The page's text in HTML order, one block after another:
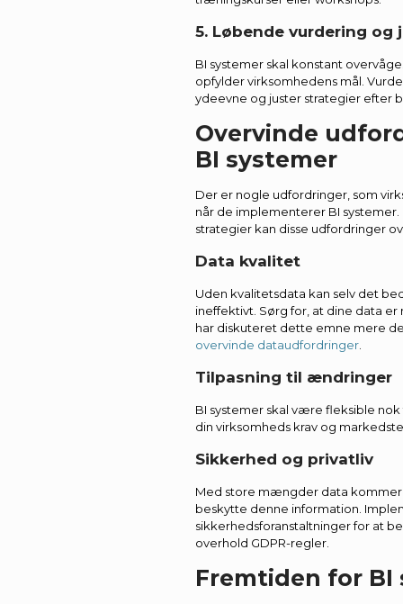
5. Løbende vurdering og
BI systemer skal konstant
opfylder virksomhedens mål.
ydeevne og juster strategier efter
Overvinde
BI systemer
Der er nogle udfordringer, som
når de implementerer BI
strategier kan disse udfordringer
Data kvalitet
Uden kvalitetsdata kan selv det
ineffektivt. Sørg for, at dine data
har diskuteret dette emne mere
overvinde dataudfordringer
Tilpasning til ændringer
BI systemer skal være fleksible
din virksomheds krav og
Sikkerhed og privatliv
Med store mængder data kommer
beskytte denne information.
sikkerhedsforanstaltninger for at
overhold GDPR-regler.
Fremtiden for BI